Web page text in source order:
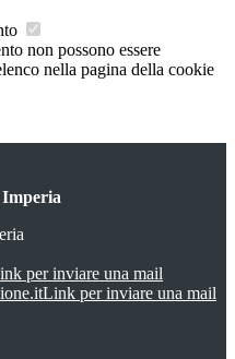
non possono essere
nella pagina della cookie
per inviare una mail
Link per inviare una mail